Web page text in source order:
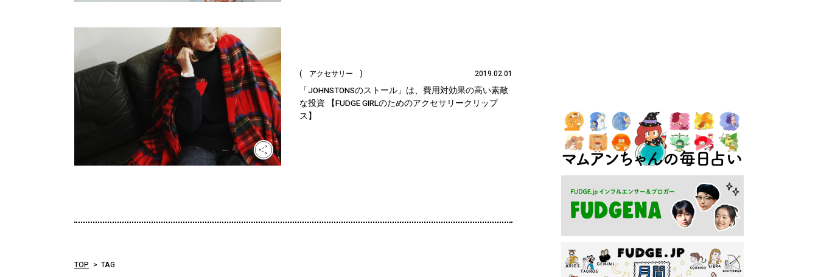
( アクセサリー ) 2019.02.01
「JOHNSTONSのストール」は、費用対効果の高い素敵
な投資 【FUDGE GIRLのためのアクセサリークリップ
ス】
TOP TAG